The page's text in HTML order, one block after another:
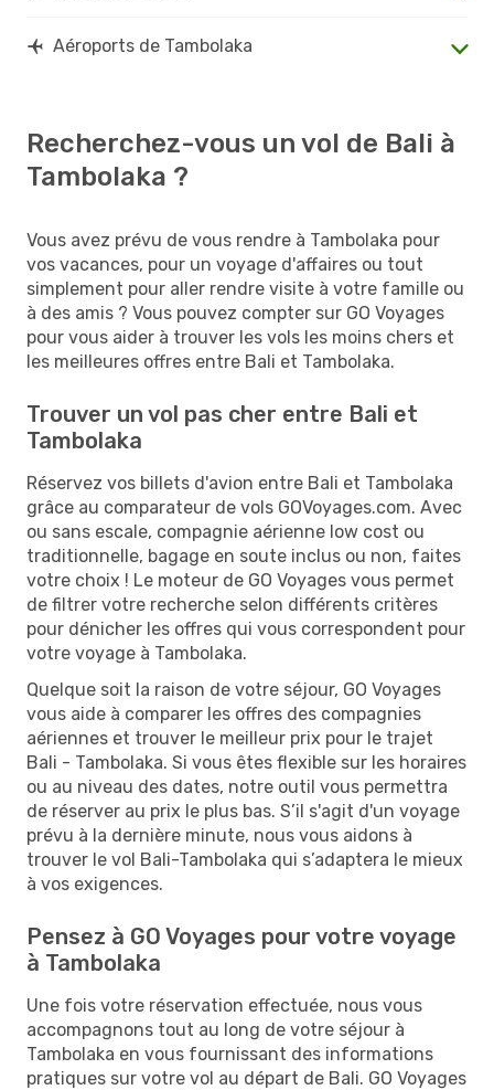
Aéroports de Tambolaka
Recherchez-vous un vol de Bali à
Tambolaka ?
Vous avez prévu de vous rendre à Tambolaka pour
vos vacances, pour un voyage d'affaires ou tout
simplement pour aller rendre visite à votre famille ou
à des amis ? Vous pouvez compter sur GO Voyages
pour vous aider à trouver les vols les moins chers et
les meilleures offres entre Bali et Tambolaka.
Trouver un vol pas cher entre Bali et
Tambolaka
Réservez vos billets d'avion entre Bali et Tambolaka
grâce au comparateur de vols GOVoyages.com. Avec
ou sans escale, compagnie aérienne low cost ou
traditionnelle, bagage en soute inclus ou non, faites
votre choix ! Le moteur de GO Voyages vous permet
de filtrer votre recherche selon différents critères
pour dénicher les offres qui vous correspondent pour
votre voyage à Tambolaka.
Quelque soit la raison de votre séjour, GO Voyages
vous aide à comparer les offres des compagnies
aériennes et trouver le meilleur prix pour le trajet
Bali - Tambolaka. Si vous êtes flexible sur les horaires
ou au niveau des dates, notre outil vous permettra
de réserver au prix le plus bas. S’il s'agit d'un voyage
prévu à la dernière minute, nous vous aidons à
trouver le vol Bali-Tambolaka qui s’adaptera le mieux
à vos exigences.
Pensez à GO Voyages pour votre voyage
à Tambolaka
Une fois votre réservation effectuée, nous vous
accompagnons tout au long de votre séjour à
Tambolaka en vous fournissant des informations
pratiques sur votre vol au départ de Bali. GO Voyages